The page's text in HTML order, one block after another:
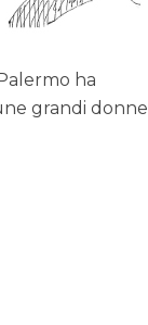
ha
grandi donne